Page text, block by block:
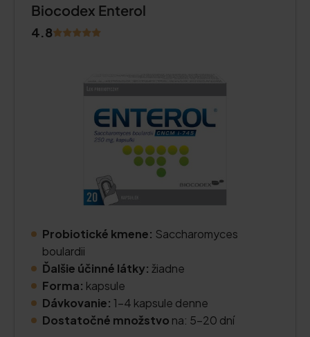
Biocodex Enterol
4.8
Probiotické kmene: Saccharomyces
boulardii
Ďalšie účinné látky: žiadne
Forma: kapsule
Dávkovanie: 1-4 kapsule denne
Dostatočné množstvo na: 5-20 dní